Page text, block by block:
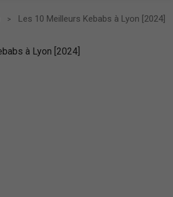
Les 10 Meilleurs Kebabs à Lyon [2024]